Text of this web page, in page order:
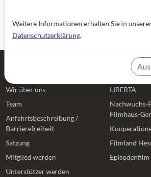
Wir über uns
Team
Anfahrtsbeschreibung /
Barrierefreiheit
Satzung
Mitglied werden
Unterstützer werden
LIBERTA
Nachwuchs-
Filmhaus-
Filmland
Weitere Informationen erhalten Sie in
Datenschutzerklärung.